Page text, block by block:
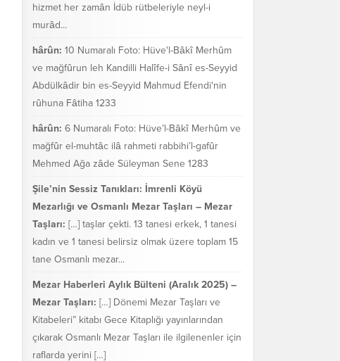
hizmet her zamân İdüb rütbeleriyle neyl-i
murâd...
hârûn: 10 Numaralı Foto: Hüve'l-Bâkî Merhûm
ve mağfûrun leh Kandilli Halîfe-i Sânî es-Seyyid
Abdülkâdir bin es-Seyyid Mahmud Efendi'nin
rûhuna Fâtiha 1233
hârûn: 6 Numaralı Foto: Hüve’l-Bâkî Merhûm ve
mağfûr el-muhtâc ilâ rahmeti rabbihi’l-gafûr
Mehmed Ağa zâde Süleyman Sene 1283
Şile’nin Sessiz Tanıkları: İmrenli Köyü
Mezarlığı ve Osmanlı Mezar Taşları – Mezar
Taşları: […] taşlar çekti. 13 tanesi erkek, 1 tanesi
kadın ve 1 tanesi belirsiz olmak üzere toplam 15
tane Osmanlı mezar...
Mezar Haberleri Aylık Bülteni (Aralık 2025) –
Mezar Taşları: […] Dönemi Mezar Taşları ve
Kitabeleri” kitabı Gece Kitaplığı yayınlarından
çıkarak Osmanlı Mezar Taşları ile ilgilenenler için
raflarda yerini […]